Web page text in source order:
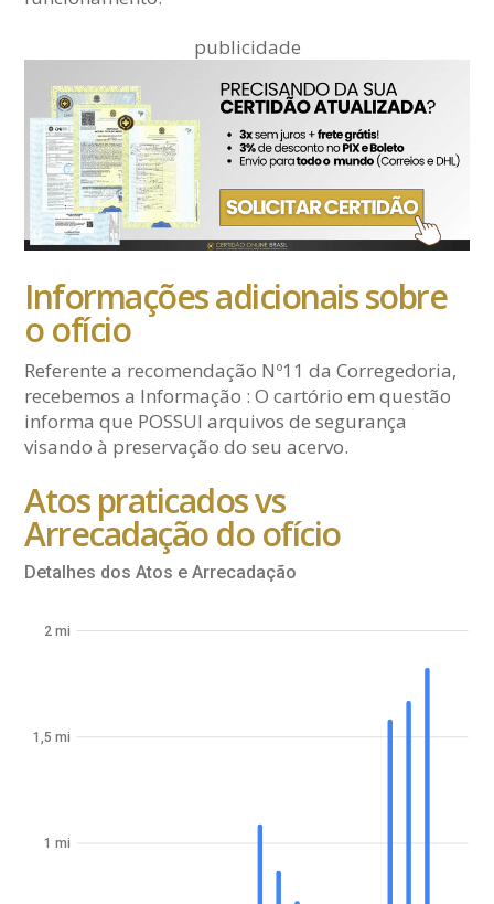
publicidade
Informações adicionais sobre
o ofício
Referente a recomendação Nº11 da Corregedoria,
recebemos a Informação : O cartório em questão
informa que POSSUI arquivos de segurança
visando à preservação do seu acervo.
Atos praticados vs
Arrecadação do ofício
Detalhes dos Atos e Arrecadação
1 mi
1,5 mi
2 mi